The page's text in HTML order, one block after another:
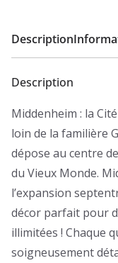
Description
Description
Middenheim : la
loin de la familière
dépose au centre
du Vieux Monde.
l’expansion
décor parfait pour
illimitées ! Chaque
soigneusement